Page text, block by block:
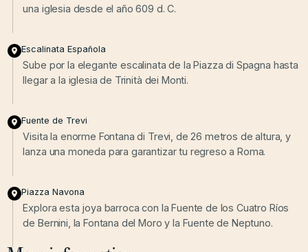
una iglesia desde el año 609 d. C.
Escalinata Española
Sube por la elegante escalinata de la Piazza di Spagna hasta
llegar a la iglesia de Trinità dei Monti.
Fuente de Trevi
Visita la enorme Fontana di Trevi, de 26 metros de altura, y
lanza una moneda para garantizar tu regreso a Roma.
Piazza Navona
Explora esta joya barroca con la Fuente de los Cuatro Ríos
de Bernini, la Fontana del Moro y la Fuente de Neptuno.